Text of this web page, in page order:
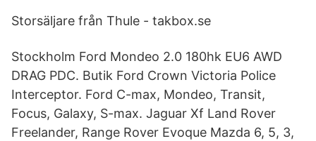
Storsäljare från Thule - takbox.se
Stockholm Ford Mondeo 2.0 180hk EU6 AWD
DRAG PDC. Butik Ford Crown Victoria Police
Interceptor. Ford C-max, Mondeo, Transit,
Focus, Galaxy, S-max. Jaguar Xf Land Rover
Freelander, Range Rover Evoque Mazda 6, 5, 3,